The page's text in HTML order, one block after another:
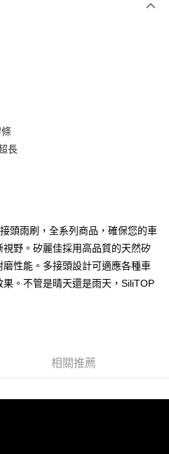
長
頭雨刷，全系列商品，確保您的車
野。矽麗佳採用高品質的天然矽
性能。多接頭設計可適應各種車
。不管是晴天還是雨天，SiliTOP
相關推薦